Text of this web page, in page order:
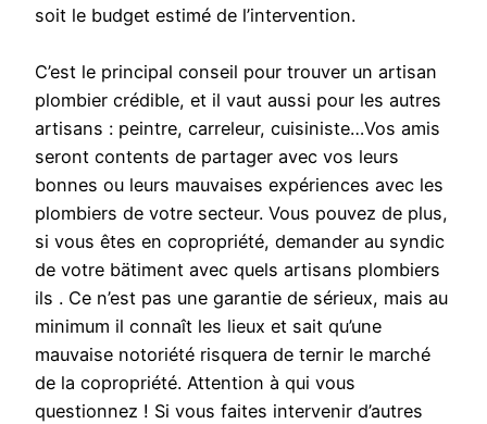
soit le budget estimé de l’intervention.
C’est le principal conseil pour trouver un artisan
plombier crédible, et il vaut aussi pour les autres
artisans : peintre, carreleur, cuisiniste…Vos amis
seront contents de partager avec vos leurs
bonnes ou leurs mauvaises expériences avec les
plombiers de votre secteur. Vous pouvez de plus,
si vous êtes en copropriété, demander au syndic
de votre bätiment avec quels artisans plombiers
ils . Ce n’est pas une garantie de sérieux, mais au
minimum il connaît les lieux et sait qu’une
mauvaise notoriété risquera de ternir le marché
de la copropriété. Attention à qui vous
questionnez ! Si vous faites intervenir d’autres